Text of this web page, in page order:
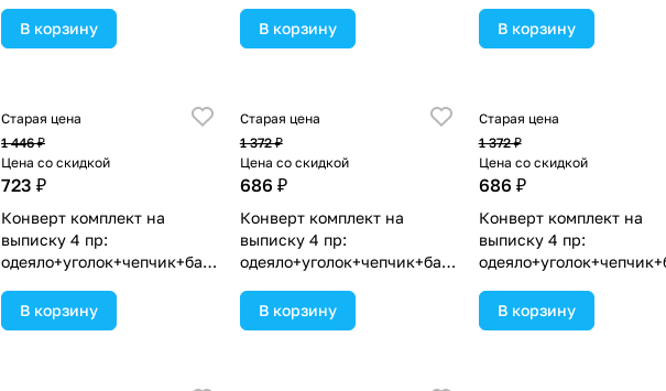
ассортименте.
В корзину
ассортименте.
В корзину
ассортименте.
В корзину
Старая цена
1 446 ₽
Цена со скидкой
723 ₽
Конверт комплект на
выписку 4 пр:
одеяло+уголок+чепчик+бант
ассортименте.
В корзину
Старая цена
1 372 ₽
Цена со скидкой
686 ₽
Конверт комплект на
выписку 4 пр:
одеяло+уголок+чепчик+бант
ассортименте.
В корзину
Старая цена
1 372 ₽
Цена со скидкой
686 ₽
Конверт комплект на
выписку 4 пр:
ассортименте.
В корзину